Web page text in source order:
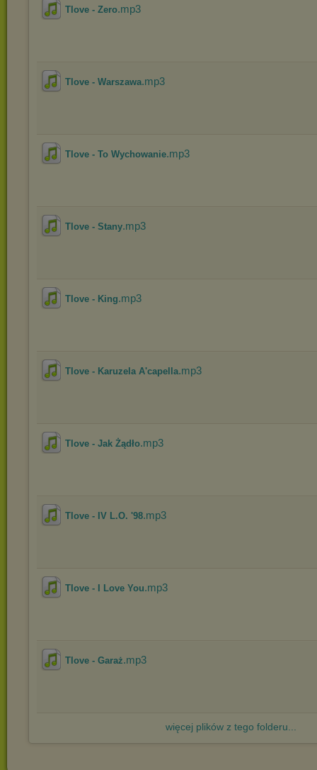
Tlove - Zero.mp3
Tlove - Warszawa.mp3
Tlove - To Wychowanie.mp3
Tlove - Stany.mp3
Tlove - King.mp3
Tlove - Karuzela A'capella.mp3
Tlove - Jak Żądło.mp3
Tlove - IV L.O. '98.mp3
Tlove - I Love You.mp3
Tlove - Garaż.mp3
więcej plików z tego folderu...